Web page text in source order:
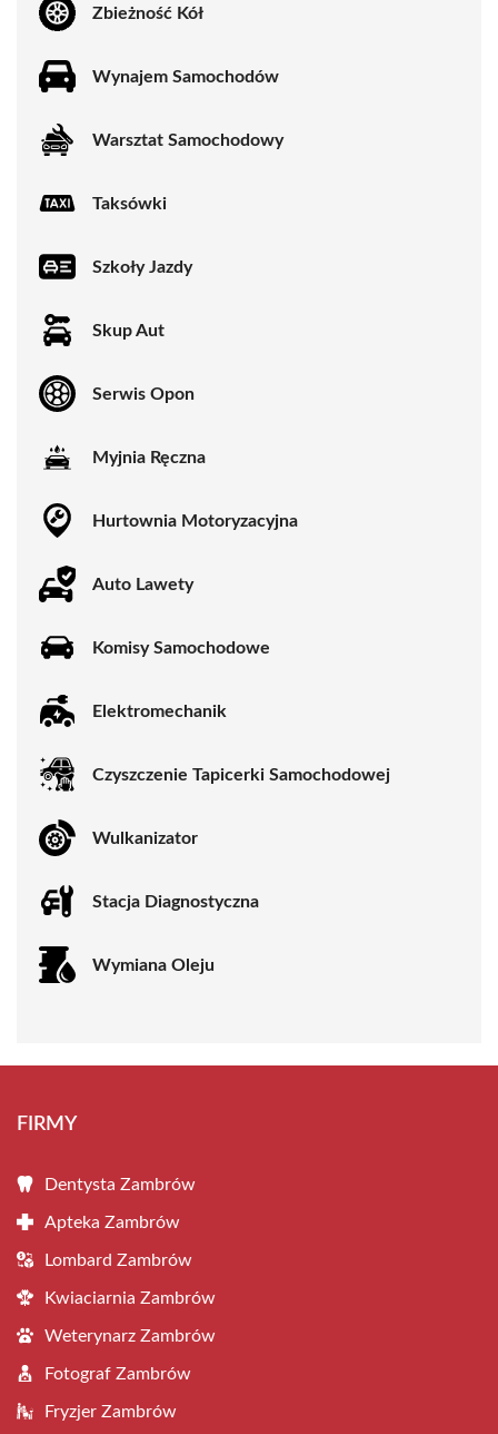
Zbieżność Kół
Wynajem Samochodów
Warsztat Samochodowy
Taksówki
Szkoły Jazdy
Skup Aut
Serwis Opon
Myjnia Ręczna
Hurtownia Motoryzacyjna
Auto Lawety
Komisy Samochodowe
Elektromechanik
Czyszczenie Tapicerki Samochodowej
Wulkanizator
Stacja Diagnostyczna
Wymiana Oleju
FIRMY
Dentysta Zambrów
Apteka Zambrów
Lombard Zambrów
Kwiaciarnia Zambrów
Weterynarz Zambrów
Fotograf Zambrów
Fryzjer Zambrów